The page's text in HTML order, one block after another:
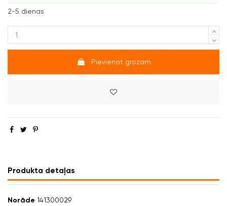
2-5 dienas
Pievienot grozam
Produkta detaļas
Norāde 141300029